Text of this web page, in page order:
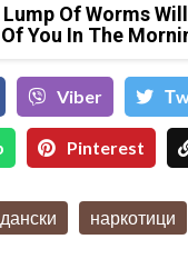
Of Worms
You In The
Viber
Pinterest
наркотици